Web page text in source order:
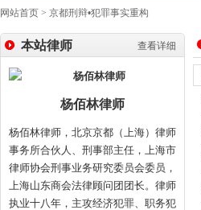
网站首页 > 京都刑辩•犯罪事实重构
查看详细
本站律师
杨佰林律师
杨佰林律师，北京京都（上海）律师
事务所合伙人、刑事部主任，上海市
律师协会刑事业务研究委员会委员，
上海山东商会法律顾问团团长。律师
执业十八年，主攻经济犯罪、职务犯